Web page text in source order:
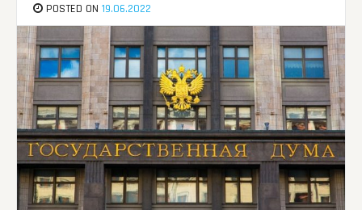
POSTED ON19.06.2022